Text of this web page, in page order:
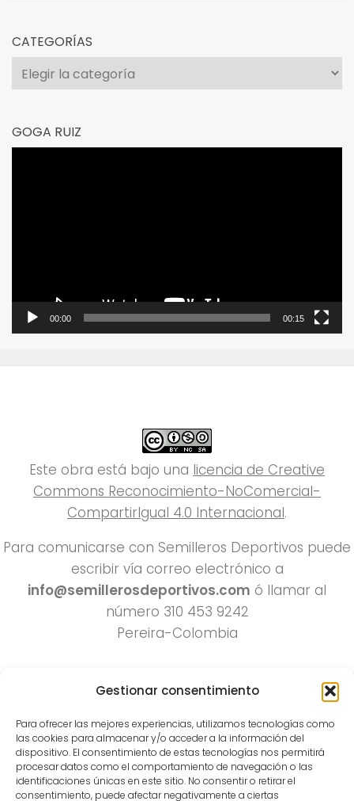
Gestionar consentimiento
Para ofrecer las mejores experiencias, utilizamos tecnologías como
las cookies para almacenar y/o acceder a la información del
dispositivo. El consentimiento de estas tecnologías nos permitirá
procesar datos como el comportamiento de navegación o las
identificaciones únicas en este sitio. No consentir o retirar el
consentimiento, puede afectar negativamente a ciertas
CATEGORÍAS
Categorías
GOGA RUIZ
00:00 00:15
Este obra está bajo una licencia de Creative
Commons Reconocimiento-NoComercial-
CompartirIgual 4.0 Internacional.
Para comunicarse con Semilleros Deportivos puede
escribir vía correo electrónico a
info@semillerosdeportivos.com ó llamar al
número 310 453 9242
Pereira-Colombia
Todos los derechos reservados 2022.